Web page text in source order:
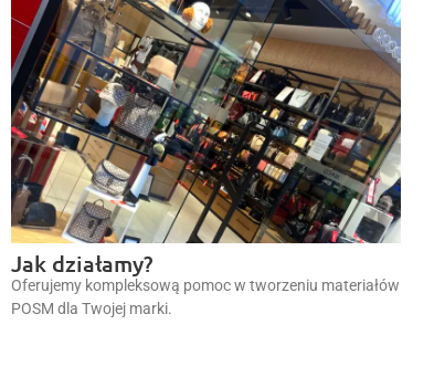
Jak działamy?
Oferujemy kompleksową pomoc w tworzeniu materiałów
POSM dla Twojej marki.